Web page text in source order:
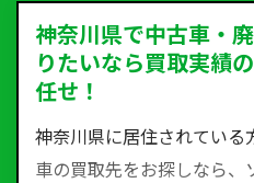
神奈川県で中古車・
りたいなら買取実績
任せ！
神奈川県に居住されている
車の買取先をお探しなら、